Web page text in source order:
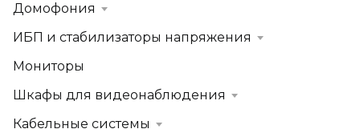
Домофония
ИБП и стабилизаторы напряжения
Мониторы
Шкафы для видеонаблюдения
Кабельные системы